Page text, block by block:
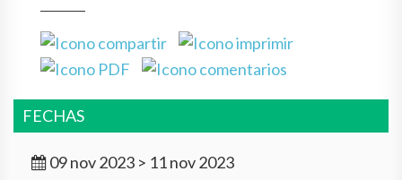
FECHAS
09 nov 2023 > 11 nov 2023